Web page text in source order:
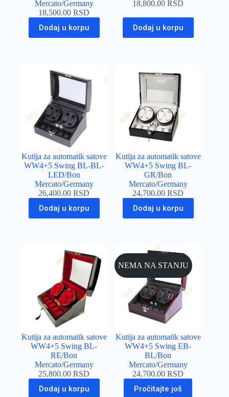
Mercato/Germany
18,500.00RSD
Dodaj u korpu
18,800.00RSD
Dodaj u korpu
Kutija za automatik satove
WW4+5 Swing BL-BL-
LED/Bon
Mercato/Germany
26,400.00RSD
Dodaj u korpu
Kutija za automatik satove
WW4+5 Swing BL-
GR/Bon
Mercato/Germany
24,700.00RSD
Dodaj u korpu
Kutija za automatik satove
WW4+5 Swing BL-
RE/Bon
Mercato/Germany
25,800.00RSD
Dodaj u korpu
NEMA NA STANJU
Kutija za automatik satove
WW4+5 Swing EB-
BL/Bon
Mercato/Germany
24,700.00RSD
Pročitajte još